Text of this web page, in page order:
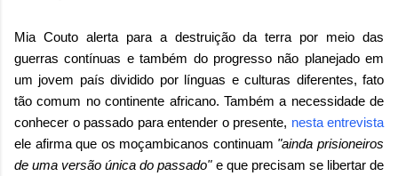
Mia Couto alerta para a destruição da terra por meio das
guerras contínuas e também do progresso não planejado em
um jovem país dividido por línguas e culturas diferentes, fato
tão comum no continente africano. Também a necessidade de
conhecer o passado para entender o presente, nesta entrevista
ele afirma que os moçambicanos continuam "ainda prisioneiros
de uma versão única do passado"e que precisam se libertar de